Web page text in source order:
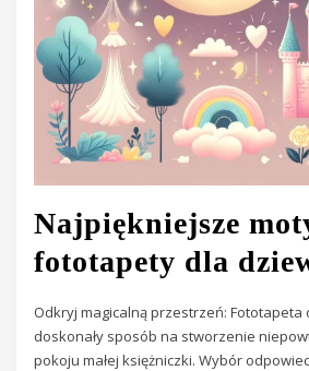
Najpiękniejsze
fototapety dla
Odkryj magicalną przestrzeń: Fototapeta
doskonały sposób na stworzenie
pokoju małej księżniczki. Wybór